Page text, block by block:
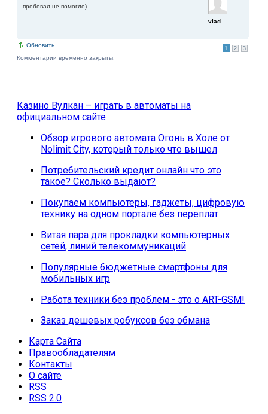
пробовал,не помогло)
vlad
1 2 3
Обновить
Комментарии временно закрыты.
Казино Вулкан – играть в автоматы на
официальном сайте
Обзор игрового автомата Огонь в Холе от
Nolimit City, который только что вышел
Потребительский кредит онлайн что это
такое? Сколько выдают?
Покупаем компьютеры, гаджеты, цифровую
технику на одном портале без переплат
Витая пара для прокладки компьютерных
сетей, линий телекоммуникаций
Популярные бюджетные смартфоны для
мобильных игр
Работа техники без проблем - это о ART-GSM!
Заказ дешевых робуксов без обмана
Карта Сайта
Правообладателям
Контакты
О сайте
RSS
RSS 2.0